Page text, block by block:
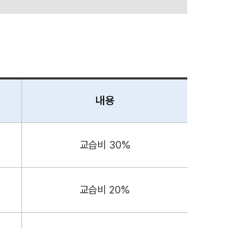
내용
교습비 30%
교습비 20%